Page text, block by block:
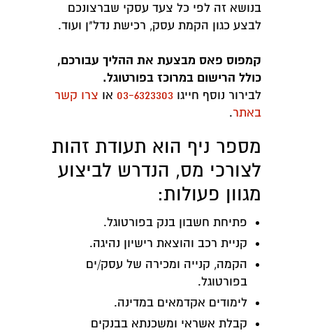
בנושא זה לפי כל צעד עסקי שברצונכם
לבצע כגון הקמת עסק, רכישת נדל"ן ועוד.
קמפוס פאס מבצעת את ההליך עבורכם,
כולל הרישום במרוכז בפורטוגל.
לבירור נוסף חייגו 03-6323303 או צרו קשר
באתר.
מספר ניף הוא תעודת זהות
לצורכי מס, הנדרש לביצוע
מגוון פעולות:
פתיחת חשבון בנק בפורטוגל.
קניית רכב והוצאת רישיון נהיגה.
הקמה, קנייה ומכירה של עסק/ים
בפורטוגל.
לימודים אקדמאים במדינה.
קבלת אשראי ומשכנתא בבנקים